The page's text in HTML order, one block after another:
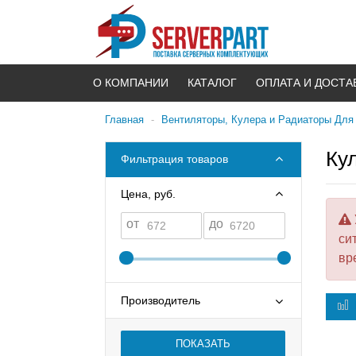
О КОМПАНИИ КАТАЛОГ ОПЛАТА И
Главная - Вентиляторы, Кулера и Радиаторы Для
Фильтрация товаров
Цена, руб.
от до
Производитель